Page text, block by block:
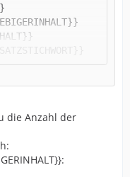
die Anzahl der